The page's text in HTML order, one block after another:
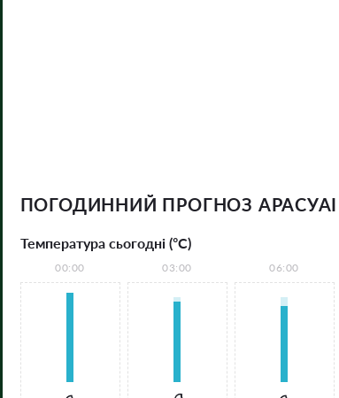
ПОГОДИННИЙ ПРОГНОЗ АРАСУАІ
Температура сьогодні (°С)
00:00 03:00 06:00